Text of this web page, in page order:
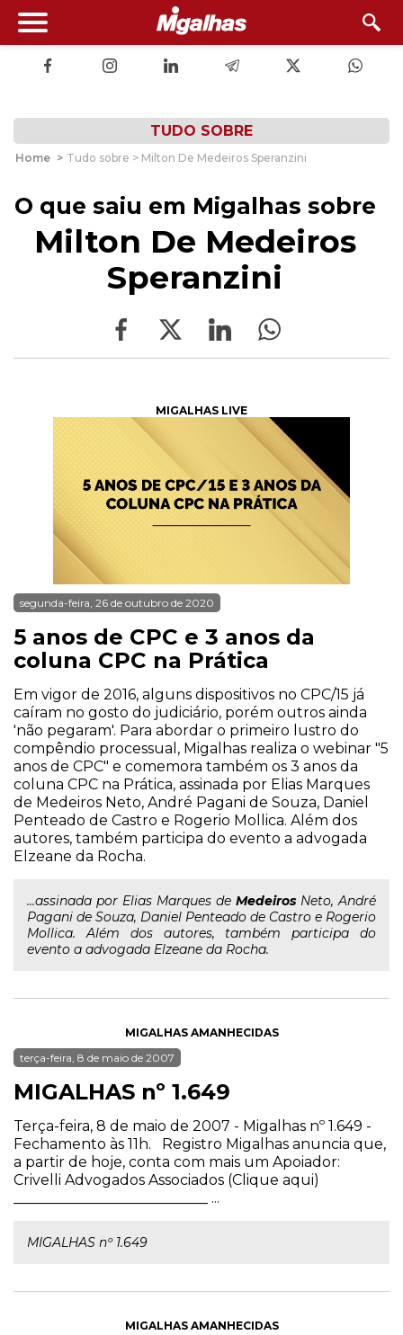
TUDO SOBRE
Home > Tudo sobre > Milton De Medeiros Speranzini
O que saiu em Migalhas sobre
Milton De Medeiros
Speranzini
MIGALHAS LIVE
segunda-feira, 26 de outubro de 2020
5 anos de CPC e 3 anos da
coluna CPC na Prática
Em vigor de 2016, alguns dispositivos no CPC/15 já
caíram no gosto do judiciário, porém outros ainda
'não pegaram'. Para abordar o primeiro lustro do
compêndio processual, Migalhas realiza o webinar "5
anos de CPC" e comemora também os 3 anos da
coluna CPC na Prática, assinada por Elias Marques
de Medeiros Neto, André Pagani de Souza, Daniel
Penteado de Castro e Rogerio Mollica. Além dos
autores, também participa do evento a advogada
Elzeane da Rocha.
...assinada por Elias Marques de Medeiros Neto, André
Pagani de Souza, Daniel Penteado de Castro e Rogerio
Mollica. Além dos autores, também participa do
evento a advogada Elzeane da Rocha.
MIGALHAS AMANHECIDAS
terça-feira, 8 de maio de 2007
MIGALHAS nº 1.649
Terça-feira, 8 de maio de 2007 - Migalhas nº 1.649 -
Fechamento às 11h. Registro Migalhas anuncia que,
a partir de hoje, conta com mais um Apoiador:
Crivelli Advogados Associados (Clique aqui)
___________________________ ...
MIGALHAS nº 1.649
MIGALHAS AMANHECIDAS